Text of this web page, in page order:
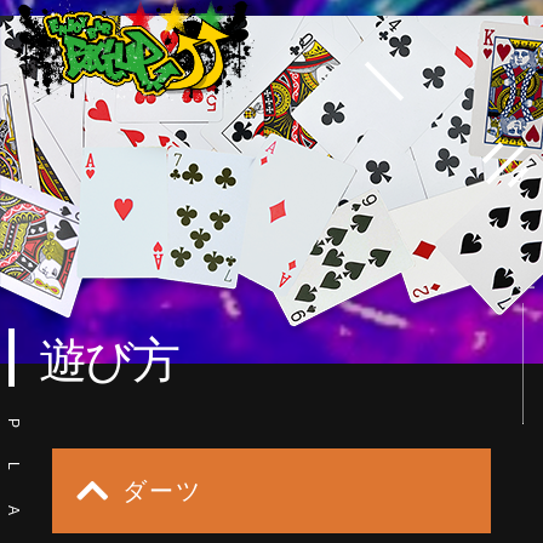
scroll
遊び方
P
L
A
ダーツ